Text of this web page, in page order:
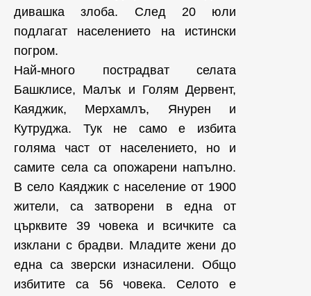
дивашка злоба. След 20 юли
подлагат населението на истински
погром.
Най-много пострадват селата
Башклисе, Малък и Голям Дервент,
Каяджик, Мерхамлъ, Янурен и
Кутруджа. Тук не само е избита
голяма част от населението, но и
самите села са опожарени напълно.
В село Каяджик с население от 1900
жители, са затворени в една от
църквите 39 човека и всичките са
изклани с брадви. Младите жени до
една са зверски изнасилени. Общо
избитите са 56 човека. Селото е